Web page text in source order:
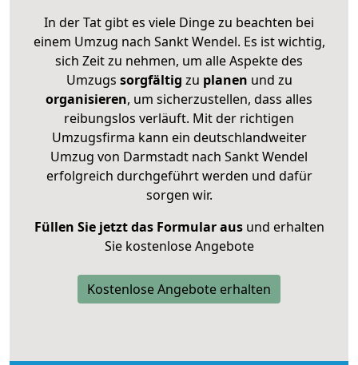
In der Tat gibt es viele Dinge zu beachten bei
einem Umzug nach Sankt Wendel. Es ist wichtig,
sich Zeit zu nehmen, um alle Aspekte des
Umzugs sorgfältig zu planen und zu
organisieren, um sicherzustellen, dass alles
reibungslos verläuft. Mit der richtigen
Umzugsfirma kann ein deutschlandweiter
Umzug von Darmstadt nach Sankt Wendel
erfolgreich durchgeführt werden und dafür
sorgen wir.
Füllen Sie jetzt das Formular ausund erhalten
Sie kostenlose Angebote
Kostenlose Angebote erhalten